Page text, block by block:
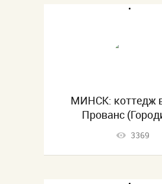
МИНСК: коттедж
Прованс
3369